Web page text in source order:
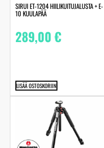
SIRUI ET-1204 HIILIKUITUJALUSTA + E-
10 KUULAPÄÄ
289,00€
LISÄÄ OSTOSKORIIN